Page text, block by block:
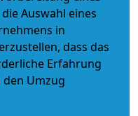
Auswahl eines
in
dass das
Erfahrung
Umzug